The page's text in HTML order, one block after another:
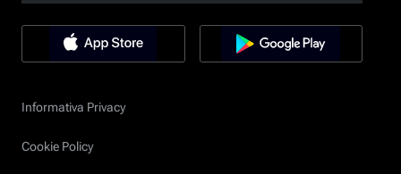
Informativa Privacy
Cookie Policy